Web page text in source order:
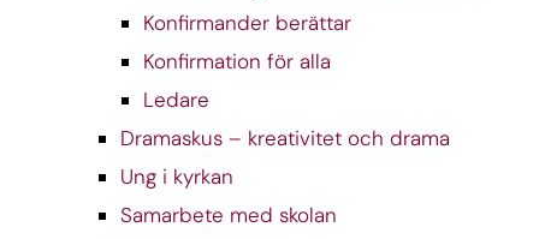
Konfirmander berättar
Konfirmation för alla
Ledare
Dramaskus – kreativitet och drama
Ung i kyrkan
Samarbete med skolan